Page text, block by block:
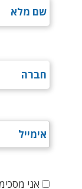
אני